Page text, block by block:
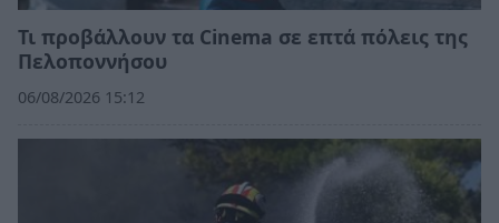
Τι προβάλλουν τα Cinema σε επτά πόλεις της
Πελοποννήσου
06/08/2026 15:12